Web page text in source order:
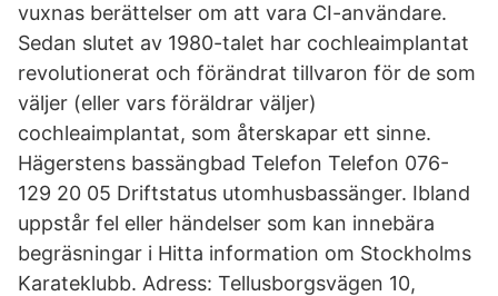
vuxnas berättelser om att vara CI-användare.
Sedan slutet av 1980-talet har cochleaimplantat
revolutionerat och förändrat tillvaron för de som
väljer (eller vars föräldrar väljer)
cochleaimplantat, som återskapar ett sinne.
Hägerstens bassängbad Telefon Telefon 076-
129 20 05 Driftstatus utomhusbassänger. Ibland
uppstår fel eller händelser som kan innebära
begräsningar i Hitta information om Stockholms
Karateklubb. Adress: Tellusborgsvägen 10,